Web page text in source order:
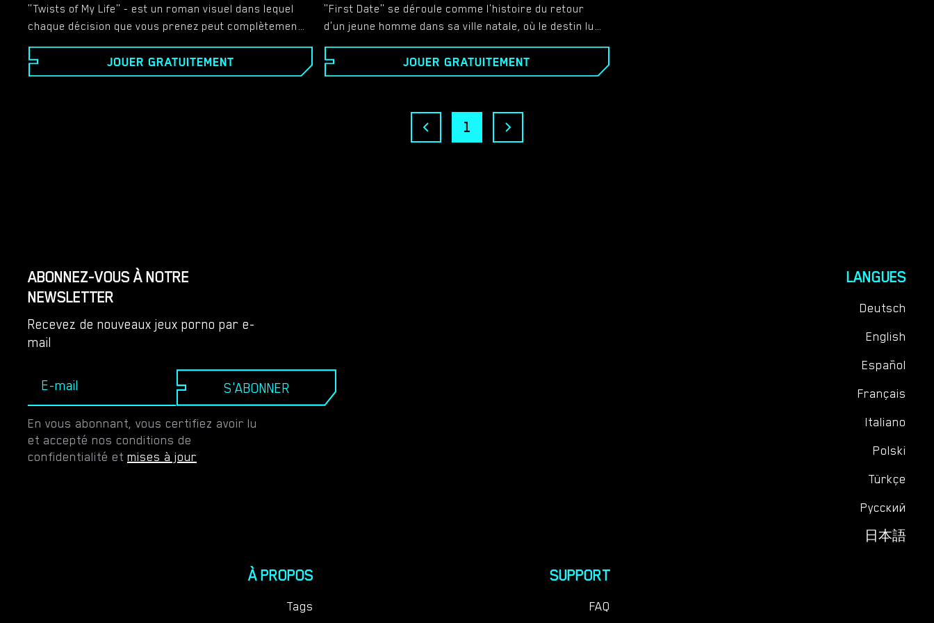
"Twists of My Life" - est un roman visuel dans lequel
chaque décision que vous prenez peut complètement
changer le scénario. Il n'y a pas de « jeu terminé » si
vous choisissez la mauvaise réponse, dans ce jeu,
chaque choix que vous ferez mènera à des résultats
JOUER GRATUITEMENT
"First Date" se déroule comme l'histoire du retour
d'un jeune homme dans sa ville natale, où le destin lui
présente une fille réservée et timide. Leur première
rencontre mène à un rendez-vous qui se transforme
rapidement en une expérience intense et passionnée.
JOUER GRATUITEMENT
1
ABONNEZ-VOUS À NOTRE
NEWSLETTER
Recevez de nouveaux jeux porno par e-
mail
S'ABONNER
En vous abonnant, vous certifiez avoir lu
et accepté nos conditions de
confidentialité et mises à jour
LANGUES
Deutsch
English
Español
Français
Italiano
Polski
Türkçe
Русский
日本語
À PROPOS
Tags
SUPPORT
FAQ